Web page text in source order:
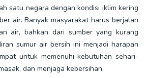
satu negara dengan kondisi iklim kering
air. Banyak masyarakat harus berjalan
air, bahkan dari sumber yang kurang
sumur air bersih ini menjadi harapan
untuk memenuhi kebutuhan sehari-
dan menjaga kebersihan.